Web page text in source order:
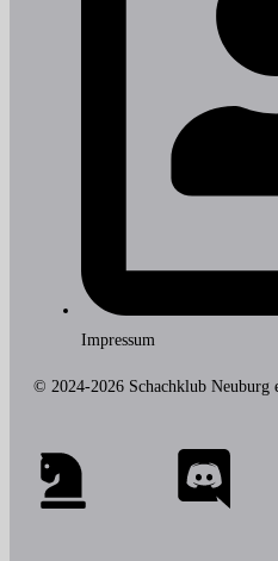
Impressum
© 2024-2026 Schachklub Neuburg